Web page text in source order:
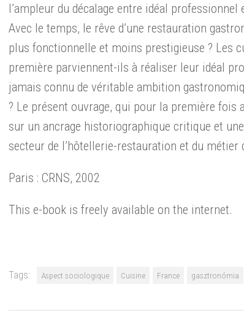
l’ampleur du décalage entre idéal professionnel
Avec le temps, le rêve d’une restauration
plus fonctionnelle et moins prestigieuse ? Les
première parviennent-ils à réaliser leur idéal
jamais connu de véritable ambition
? Le présent ouvrage, qui pour la première fois
sur un ancrage historiographique critique et
secteur de l’hôtellerie-restauration et du
Paris : CRNS, 2002
This e-book is freely available on the internet.
Tags: Aspect sociologique Cuisine France gasztronómia